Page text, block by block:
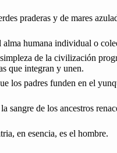
praderas y de mares
alma humana individual o
de la civilización
que integran y unen.
los padres funden en el
sangre de los ancestros
en esencia, es el hombre.